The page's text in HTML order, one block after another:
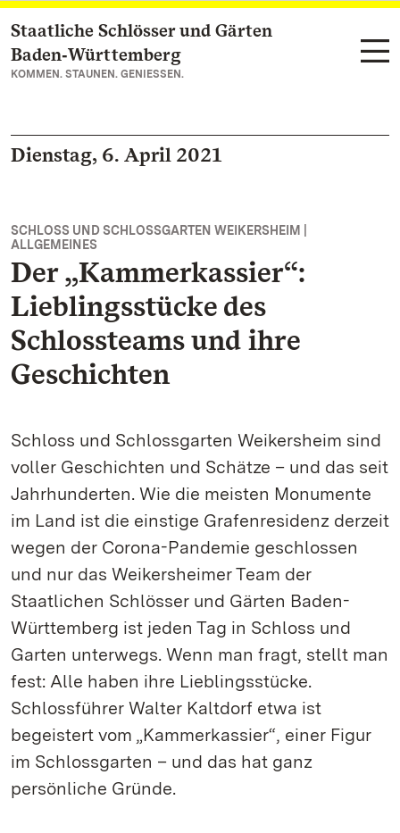
Zum Hauptinhalt springen
Staatliche Schlösser und Gärten
Baden‑Württemberg
KOMMEN. STAUNEN. GENIESSEN.
Dienstag, 6. April 2021
SCHLOSS UND SCHLOSSGARTEN WEIKERSHEIM |
ALLGEMEINES
Der „Kammerkassier“:
Lieblingsstücke des
Schlossteams und ihre
Geschichten
Schloss und Schlossgarten Weikersheim sind
voller Geschichten und Schätze – und das seit
Jahrhunderten. Wie die meisten Monumente
im Land ist die einstige Grafenresidenz derzeit
wegen der Corona-Pandemie geschlossen
und nur das Weikersheimer Team der
Staatlichen Schlösser und Gärten Baden-
Württemberg ist jeden Tag in Schloss und
Garten unterwegs. Wenn man fragt, stellt man
fest: Alle haben ihre Lieblingsstücke.
Schlossführer Walter Kaltdorf etwa ist
begeistert vom „Kammerkassier“, einer Figur
im Schlossgarten – und das hat ganz
persönliche Gründe.